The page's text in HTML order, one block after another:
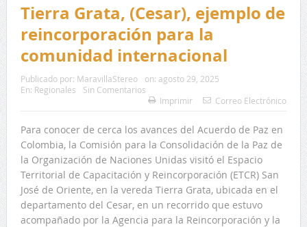
Tierra Grata, (Cesar), ejemplo de
reincorporación para la
comunidad internacional
Publicado por: MaravillaStereo on: agosto 29, 2025
En: Regionales
Sin Comentarios
Imprimir
Correo Electrónico
Para conocer de cerca los avances del Acuerdo de Paz en
Colombia, la Comisión para la Consolidación de la Paz de
la Organización de Naciones Unidas visitó el Espacio
Territorial de Capacitación y Reincorporación (ETCR) San
José de Oriente, en la vereda Tierra Grata, ubicada en el
departamento del Cesar, en un recorrido que estuvo
acompañado por la Agencia para la Reincorporación y la